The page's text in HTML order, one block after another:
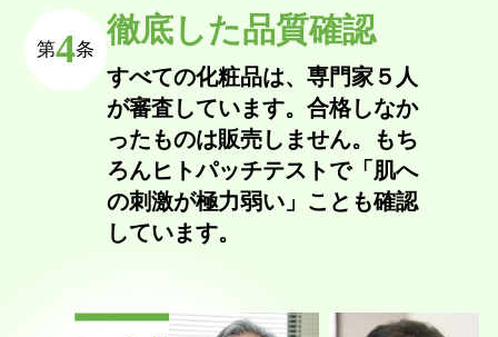
第4条
徹底した品質確認
すべての化粧品は、専門家５人
が審査しています。合格しなか
ったものは販売しません。もち
ろんヒトパッチテストで「肌へ
の刺激が極力弱い」ことも確認
しています。